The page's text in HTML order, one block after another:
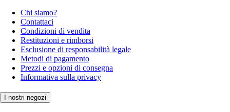
Chi siamo?
Contattaci
Condizioni di vendita
Restituzioni e rimborsi
Esclusione di responsabilità legale
Metodi di pagamento
Prezzi e opzioni di consegna
Informativa sulla privacy
I nostri negozi